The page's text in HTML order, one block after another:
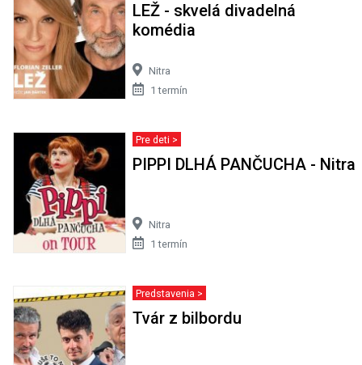
LEŽ - skvelá divadelná
komédia
Nitra
1 termín
Pre deti >
PIPPI DLHÁ PANČUCHA - Nitra
Nitra
1 termín
Predstavenia >
Tvár z bilbordu